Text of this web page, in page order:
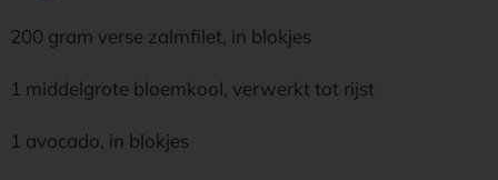
200 gram verse zalmfilet, in blokjes
1 middelgrote bloemkool, verwerkt tot rijst
1 avocado, in blokjes